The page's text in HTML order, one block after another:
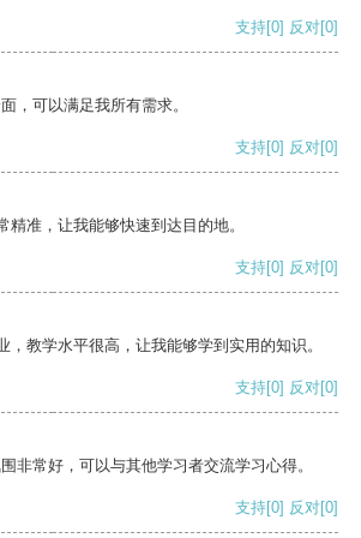
支持[0] 反对[0]
，可以满足我所有需求。
支持[0] 反对[0]
精准，让我能够快速到达目的地。
支持[0] 反对[0]
，教学水平很高，让我能够学到实用的知识。
支持[0] 反对[0]
非常好，可以与其他学习者交流学习心得。
支持[0] 反对[0]